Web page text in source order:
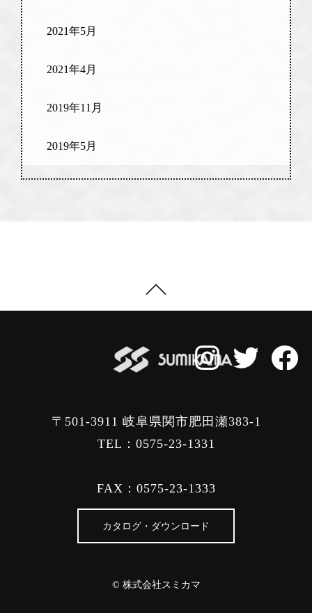
2021年5月
2021年4月
2019年11月
2019年5月
〒501-3911 岐阜県関市肥田瀬383-1
TEL：0575-23-1331
FAX：0575-23-1333
カタログ・ダウンロード
© 株式会社スミカマ